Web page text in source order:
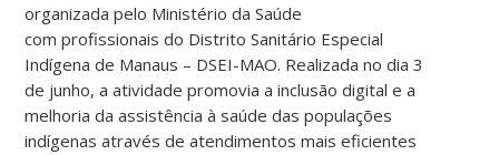
organizada pelo Ministério da Saúde
com profissionais do Distrito Sanitário Especial
Indígena de Manaus – DSEI-MAO. Realizada no dia 3
de junho, a atividade promovia a inclusão digital e a
melhoria da assistência à saúde das populações
indígenas através de atendimentos mais eficientes